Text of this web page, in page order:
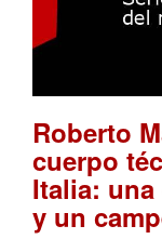
Roberto
cuerpo
Italia: una
y un